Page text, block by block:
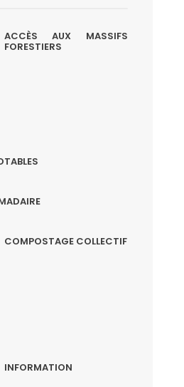
ACCÈS AUX MASSIFS
FORESTIERS
COMPOSTAGE COLLECTIF
INFORMATION